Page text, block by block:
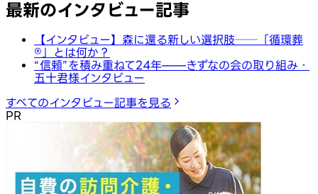
最新のインタビュー記事
【インタビュー】森に還る新しい選択肢──「循環葬
®︎」とは何か？
“信頼”を積み重ねて24年——きずなの会の取り組み・
五十君様インタビュー
すべてのインタビュー記事を見る
PR